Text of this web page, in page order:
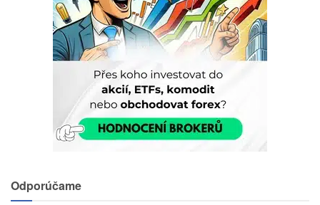
Odporúčame